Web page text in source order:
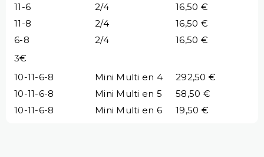
11-6
2/4
16,50 €
11-8
2/4
16,50 €
6-8
2/4
16,50 €
3€
10-11-6-8
Mini Multi en 4
292,50 €
10-11-6-8
Mini Multi en 5
58,50 €
10-11-6-8
Mini Multi en 6 19,50 €